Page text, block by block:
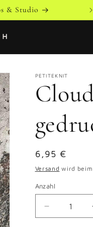
von Österreich
PETITEKNIT
Normaler
Preis
6,95 €
Versand wird
Anzahl
Verringere
die